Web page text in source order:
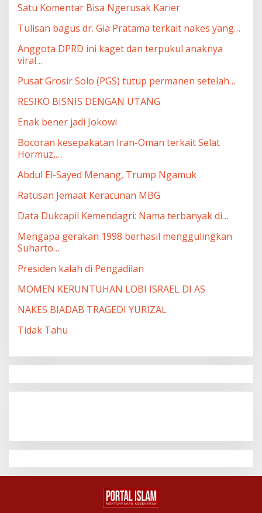
Satu Komentar Bisa Ngerusak Karier
Tulisan bagus dr. Gia Pratama terkait nakes yang…
Anggota DPRD ini kaget dan terpukul anaknya
viral…
Pusat Grosir Solo (PGS) tutup permanen setelah…
RESIKO BISNIS DENGAN UTANG
Enak bener jadi Jokowi
Bocoran kesepakatan Iran-Oman terkait Selat
Hormuz,…
Abdul El-Sayed Menang, Trump Ngamuk
Ratusan Jemaat Keracunan MBG
Data Dukcapil Kemendagri: Nama terbanyak di…
Mengapa gerakan 1998 berhasil menggulingkan
Suharto…
Presiden kalah di Pengadilan
MOMEN KERUNTUHAN LOBI ISRAEL DI AS
NAKES BIADAB TRAGEDI YURIZAL
Tidak Tahu